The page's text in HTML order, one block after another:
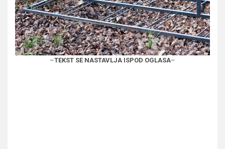
–TEKST SE NASTAVLJA ISPOD OGLASA–